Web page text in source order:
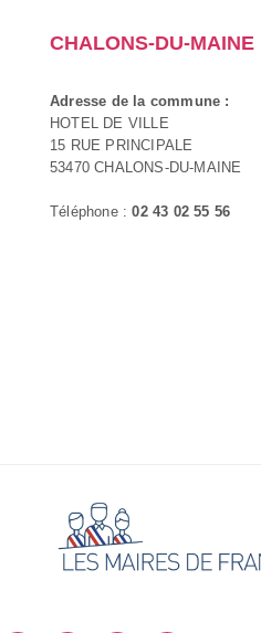
CHALONS-DU-MAINE
Adresse de la commune :
HOTEL DE VILLE
15 RUE PRINCIPALE
53470 CHALONS-DU-MAINE
Téléphone :02 43 02 55 56